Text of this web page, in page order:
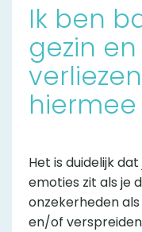
Ik ben
gezin
Het is duidelijk
emoties zit als je
onzekerheden
en/of